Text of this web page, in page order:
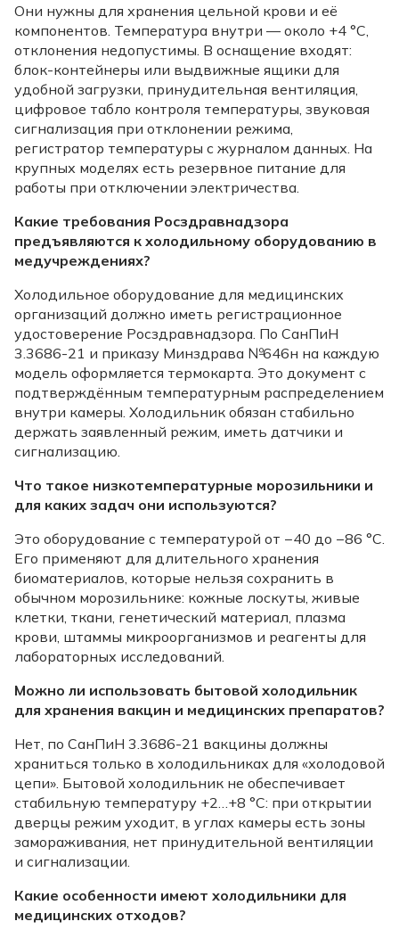
Они нужны для хранения цельной крови и её
компонентов. Температура внутри — около +4 °C,
отклонения недопустимы. В оснащение входят:
блок-контейнеры или выдвижные ящики для
удобной загрузки, принудительная вентиляция,
цифровое табло контроля температуры, звуковая
сигнализация при отклонении режима,
регистратор температуры с журналом данных. На
крупных моделях есть резервное питание для
работы при отключении электричества.
Какие требования Росздравнадзора
предъявляются к холодильному оборудованию в
медучреждениях?
Холодильное оборудование для медицинских
организаций должно иметь регистрационное
удостоверение Росздравнадзора. По СанПиН
3.3686-21 и приказу Минздрава №646н на каждую
модель оформляется термокарта. Это документ с
подтверждённым температурным распределением
внутри камеры. Холодильник обязан стабильно
держать заявленный режим, иметь датчики и
сигнализацию.
Что такое низкотемпературные морозильники и
для каких задач они используются?
Это оборудование с температурой от −40 до −86 °C.
Его применяют для длительного хранения
биоматериалов, которые нельзя сохранить в
обычном морозильнике: кожные лоскуты, живые
клетки, ткани, генетический материал, плазма
крови, штаммы микроорганизмов и реагенты для
лабораторных исследований.
Можно ли использовать бытовой холодильник
для хранения вакцин и медицинских препаратов?
Нет, по СанПиН 3.3686-21 вакцины должны
храниться только в холодильниках для «холодовой
цепи». Бытовой холодильник не обеспечивает
стабильную температуру +2…+8 °C: при открытии
дверцы режим уходит, в углах камеры есть зоны
замораживания, нет принудительной вентиляции
и сигнализации.
Какие особенности имеют холодильники для
медицинских отходов?